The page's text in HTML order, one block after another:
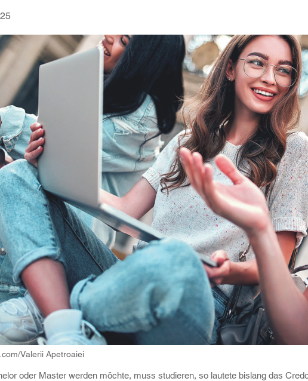
Valerii Apetroaiei
oder Master werden möchte, muss studieren, so lautete bislang das